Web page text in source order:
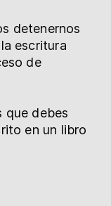
detenernos
escritura
de
que debes
en un libro